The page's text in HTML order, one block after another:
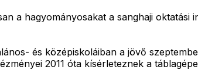
a hagyományosakat a sanghaji
és középiskoláiban a jövő
2011 óta kísérleteznek a